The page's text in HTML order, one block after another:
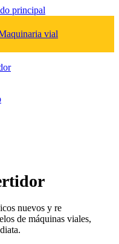
principal
nuevos y re
de máquinas viales,